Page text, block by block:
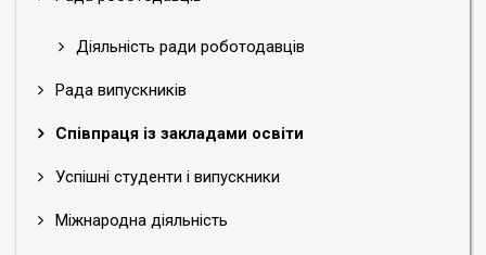
Діяльність ради роботодавців
Рада випускників
Співпраця із закладами освіти
Успішні студенти і випускники
Міжнародна діяльність